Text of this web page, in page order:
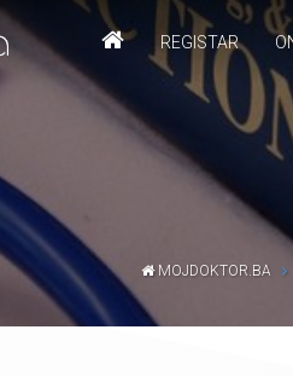
REGISTAR
MOJDOKTOR.BA